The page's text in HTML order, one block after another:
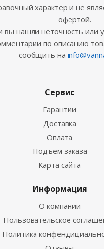
характер и не
офертой.
вы нашли неточность или
по описанию
сообщить на
Сервис
Гарантии
Доставка
Оплата
Подъём заказа
Карта сайта
Информация
О компании
Пользовательское
Политика